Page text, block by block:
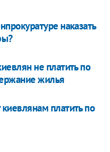
наказать
не платить по
жилья
платить по